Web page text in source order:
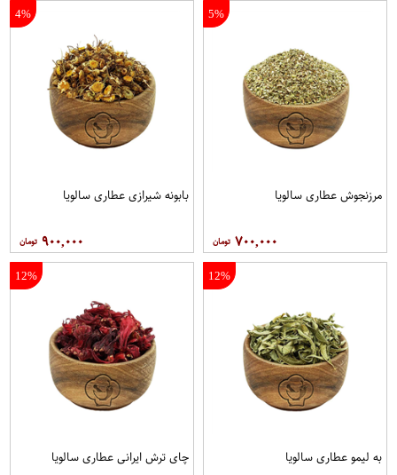
5%
مرزنجوش عطاری سالویا
۷۰۰,۰۰۰
4%
بابونه شیرازی عطاری سالویا
۹۰۰,۰۰۰
12%
به لیمو عطاری سالویا
12%
چای ترش ایرانی عطاری سالویا